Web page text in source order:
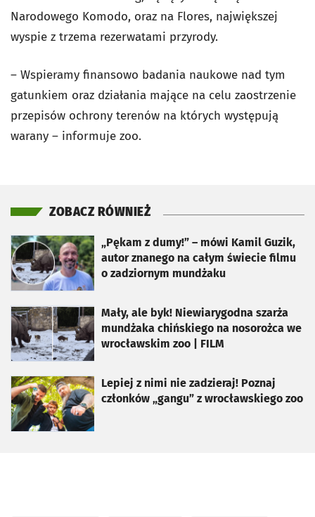
Narodowego Komodo, oraz na Flores, największej
wyspie z trzema rezerwatami przyrody.
– Wspieramy finansowo badania naukowe nad tym
gatunkiem oraz działania mające na celu zaostrzenie
przepisów ochrony terenów na których występują
warany – informuje zoo.
ZOBACZ RÓWNIEŻ
„Pękam z dumy!” – mówi Kamil Guzik,
autor znanego na całym świecie filmu
o zadziornym mundżaku
otworzy się w nowej karcie
Mały, ale byk! Niewiarygodna szarża
mundżaka chińskiego na nosorożca we
wrocławskim zoo | FILM
otworzy się w nowej karcie
Lepiej z nimi nie zadzieraj! Poznaj
członków „gangu” z wrocławskiego zoo
otworzy się w nowej karcie